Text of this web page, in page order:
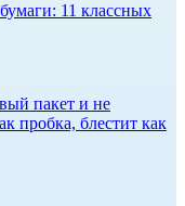
11 классных
пакет и не
пробка, блестит как